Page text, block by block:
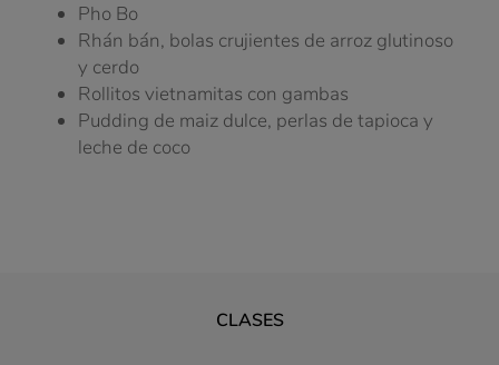
Pho Bo
Rhán bán, bolas crujientes de arroz glutinoso
y cerdo
Rollitos vietnamitas con gambas
Pudding de maiz dulce, perlas de tapioca y
leche de coco
CLASES